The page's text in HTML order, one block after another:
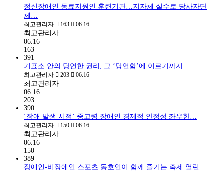
정신장애인 동료지원인 훈련기관…지자체 실수로 당사자단
체…
최고관리자 163 06.16
최고관리자
06.16
163
391
기표소 안의 당연한 권리, 그 ‘당연함’에 이르기까지
최고관리자 203 06.16
최고관리자
06.16
203
390
‘장애 발생 시점’ 중고령 장애인 경제적 안정성 좌우한…
최고관리자 150 06.16
최고관리자
06.16
150
389
장애인-비장애인 스포츠 동호인이 함께 즐기는 축제 열린…